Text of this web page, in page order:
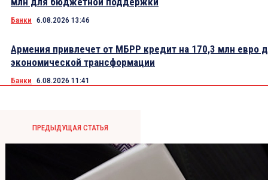
Банки 6.08.2026 13:46
Армения привлечет от МБРР кредит на 170,3 млн евро
экономической трансформации
Банки 6.08.2026 11:41
ПРЕДЫДУЩАЯ СТАТЬЯ